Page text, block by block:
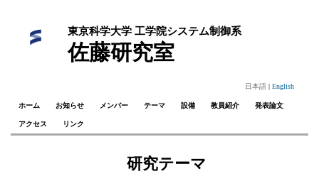
東京科学大学 工学院システム制御系
佐藤研究室
日本語 | English
ホーム お知らせ メンバー テーマ 設備 教員紹介 発表論文
アクセス リンク
研究テーマ